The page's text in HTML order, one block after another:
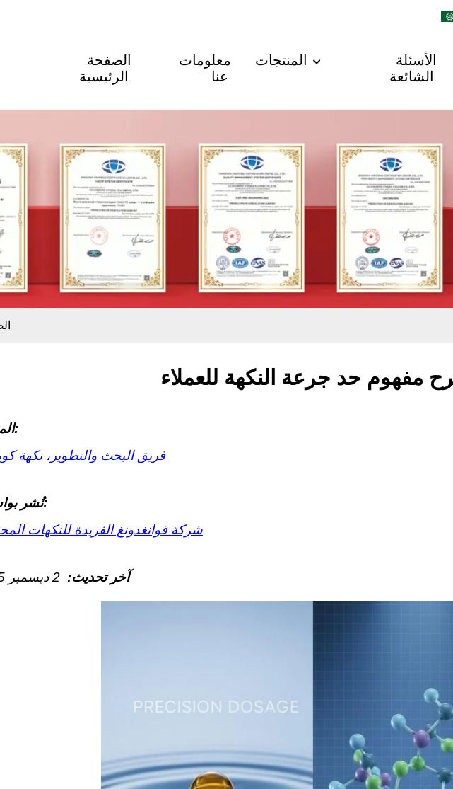
الصفحة
الرئيسية
معلومات
عنا
المنتجات
الأسئلة
الشائعة
مفهوم حد جرعة النكهة للعملاء
المؤلف:
فريق البحث والتطوير، نكهة
نُشر بواسطة:
شركة قوانغدونغ الفريدة للنكهات
آخر تحديث:2 ديسمبر 2025